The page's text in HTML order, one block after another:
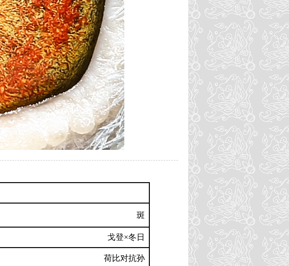
斑
戈登×冬日
荷比对抗孙